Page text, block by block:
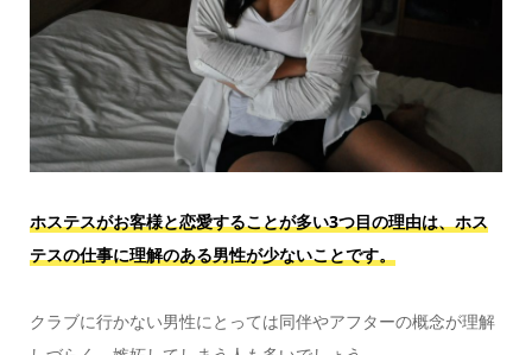
ホステスがお客様と恋愛することが多い3つ目の理由は、ホス
テスの仕事に理解のある男性が少ないことです。
クラブに行かない男性にとっては同伴やアフターの概念が理解